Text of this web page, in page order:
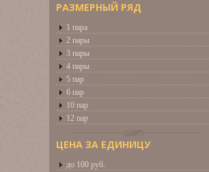
РАЗМЕРНЫЙ РЯД
1 пара
2 пары
3 пары
4 пары
5 пар
6 пар
10 пар
12 пар
ЦЕНА ЗА ЕДИНИЦУ
до 100 руб.